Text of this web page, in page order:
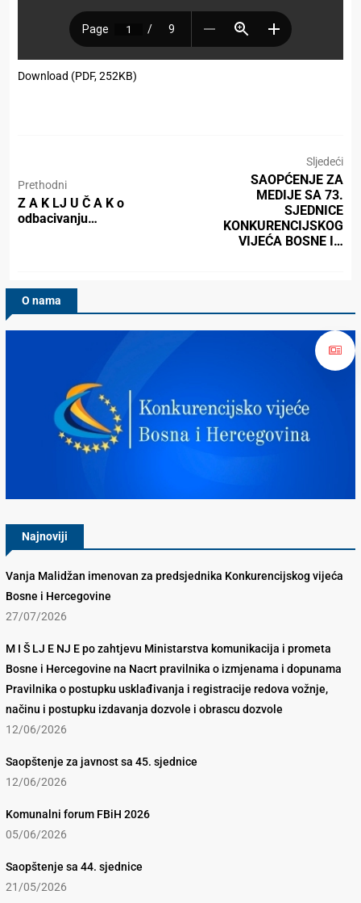
Download (PDF, 252KB)
Prethodni
Z A K LJ U Č A K o
odbacivanju…
Sljedeći
SAOPĆENJE ZA
MEDIJE SA 73.
SJEDNICE
KONKURENCIJSKOG
VIJEĆA BOSNE I…
O nama
Najnoviji
Vanja Malidžan imenovan za predsjednika Konkurencijskog vijeća
Bosne i Hercegovine
27/07/2026
M I Š LJ E NJ E po zahtjevu Ministarstva komunikacija i prometa
Bosne i Hercegovine na Nacrt pravilnika o izmjenama i dopunama
Pravilnika o postupku usklađivanja i registracije redova vožnje,
načinu i postupku izdavanja dozvole i obrascu dozvole
12/06/2026
Saopštenje za javnost sa 45. sjednice
12/06/2026
Komunalni forum FBiH 2026
05/06/2026
Saopštenje sa 44. sjednice
21/05/2026